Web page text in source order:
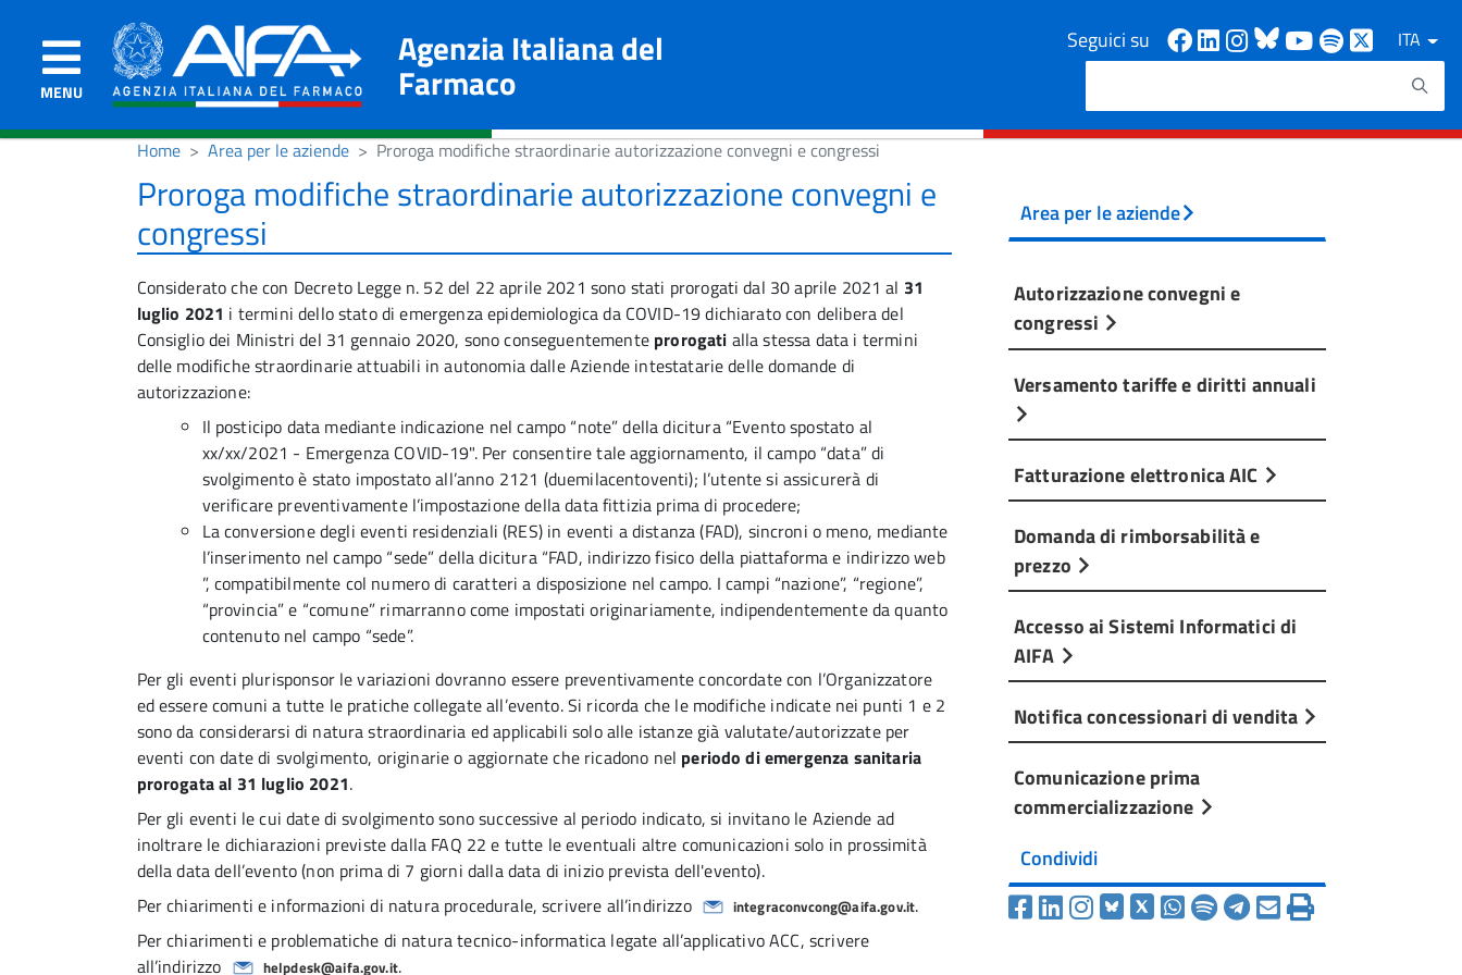
MENU
Agenzia Italiana del
Farmaco
Seguici su Facebook
Linkedin
Instagram
Bluesky
Youtube
Spotify
ITA
Cerca
Home Area per le aziende Proroga modifiche straordinarie autorizzazione convegni e congressi
Proroga modifiche straordinarie autorizzazione convegni e
congressi
Considerato che con Decreto Legge n. 52 del 22 aprile 2021 sono stati prorogati dal 30 aprile 2021 al 31
luglio 2021 i termini dello stato di emergenza epidemiologica da COVID-19 dichiarato con delibera del
Consiglio dei Ministri del 31 gennaio 2020, sono conseguentemente prorogati alla stessa data i termini
delle modifiche straordinarie attuabili in autonomia dalle Aziende intestatarie delle domande di
autorizzazione:
Il posticipo data mediante indicazione nel campo “note” della dicitura “Evento spostato al
xx/xx/2021 - Emergenza COVID-19". Per consentire tale aggiornamento, il campo “data” di
svolgimento è stato impostato all’anno 2121 (duemilacentoventi); l’utente si assicurerà di
verificare preventivamente l’impostazione della data fittizia prima di procedere;
La conversione degli eventi residenziali (RES) in eventi a distanza (FAD), sincroni o meno, mediante
l’inserimento nel campo “sede” della dicitura “FAD, indirizzo fisico della piattaforma e indirizzo web
”, compatibilmente col numero di caratteri a disposizione nel campo. I campi “nazione”, “regione”,
“provincia” e “comune” rimarranno come impostati originariamente, indipendentemente da quanto
contenuto nel campo “sede”.
Per gli eventi plurisponsor le variazioni dovranno essere preventivamente concordate con l’Organizzatore
ed essere comuni a tutte le pratiche collegate all’evento. Si ricorda che le modifiche indicate nei punti 1 e 2
sono da considerarsi di natura straordinaria ed applicabili solo alle istanze già valutate/autorizzate per
eventi con date di svolgimento, originarie o aggiornate che ricadono nel periodo di emergenza sanitaria
prorogata al 31 luglio 2021.
Per gli eventi le cui date di svolgimento sono successive al periodo indicato, si invitano le Aziende ad
inoltrare le dichiarazioni previste dalla FAQ 22 e tutte le eventuali altre comunicazioni solo in prossimità
della data dell’evento (non prima di 7 giorni dalla data di inizio prevista dell'evento).
Per chiarimenti e informazioni di natura procedurale, scrivere all’indirizzo
integraconvcong@aifa.gov.it.
Per chiarimenti e problematiche di natura tecnico-informatica legate all’applicativo ACC, scrivere
all’indirizzo
helpdesk@aifa.gov.it.
Area per le aziende
Autorizzazione convegni e
congressi
Versamento tariffe e diritti annuali
Fatturazione elettronica AIC
Domanda di rimborsabilità e
prezzo
Accesso ai Sistemi Informatici di
AIFA
Notifica concessionari di vendita
Comunicazione prima
commercializzazione
Condividi